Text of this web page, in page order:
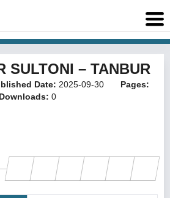
SULTONI – TANBUR
Date: 2025-09-30
Pages:
Downloads: 0